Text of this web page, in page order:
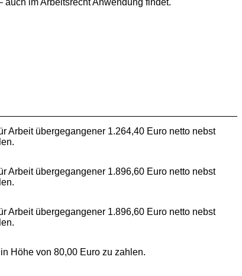
auch im Arbeitsrecht Anwendung findet.
Arbeit übergegangener 1.264,40 Euro netto nebst
Arbeit übergegangener 1.896,60 Euro netto nebst
Arbeit übergegangener 1.896,60 Euro netto nebst
Höhe von 80,00 Euro zu zahlen.